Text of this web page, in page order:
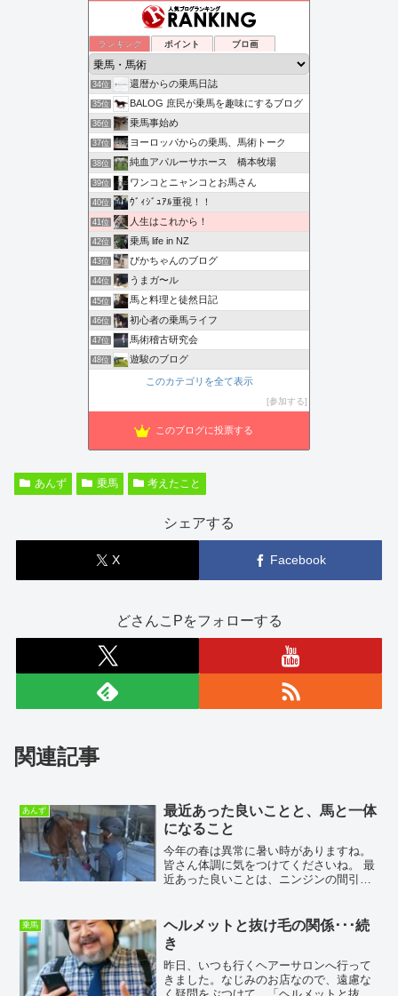
ランキング ポイント ブロ画
34位 還暦からの乗馬日誌
35位 BALOG 庶民が乗馬を趣味にするブログ
36位 乗馬事始め
37位 ヨーロッパからの乗馬、馬術トーク
38位 純血アパルーサホース 橋本牧場
39位 ワンコとニャンコとお馬さん
40位 ｳﾞｨｼﾞｭｱﾙ重視！！
41位 人生はこれから！
42位 乗馬 life in NZ
43位 ぴかちゃんのブログ
44位 うまガ〜ル
45位 馬と料理と徒然日記
46位 初心者の乗馬ライフ
47位 馬術稽古研究会
48位 遊駿のブログ
このカテゴリを全て表示
参加する
このブログに投票する
あんず 乗馬 考えたこと
シェアする
X Facebook
どさんこPをフォローする
関連記事
あんず
最近あった良いことと、馬と一体
になること
今年の春は異常に暑い時がありますね。
皆さん体調に気をつけてくださいね。 最
近あった良いことは、ニンジンの間引き
ジンが出回ってきたのです。地元の人達
は「おひたし」にしてい...
乗馬
ヘルメットと抜け毛の関係･･･続
き
昨日、いつも行くヘアーサロンへ行って
きました。なじみのお店なので、遠慮な